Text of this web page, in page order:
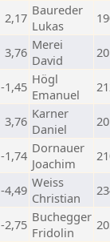
2,17 Baureder
Lukas
3,76 Merei
David
-1,45 Högl
Emanuel
3,76 Karner
Daniel
-1,74 Dornauer
Joachim
-4,49 Weiss
Christian
-2,75 Buchegger
Fridolin